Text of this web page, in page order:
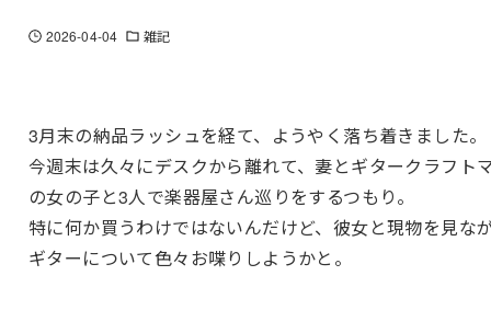
2026-04-04 雑記
3月末の納品ラッシュを経て、ようやく落ち着きました。
今週末は久々にデスクから離れて、妻とギタークラフト
の女の子と3人で楽器屋さん巡りをするつもり。
特に何か買うわけではないんだけど、彼女と現物を見な
ギターについて色々お喋りしようかと。